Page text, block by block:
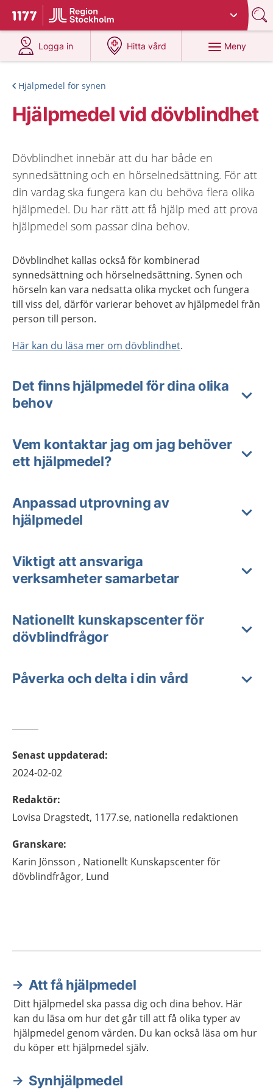
Till startsidan för 1177
Du har valt region
Logga in
på 1177.se
Hitta vård
på 1177.se
Meny
Hjälpmedel för synen
Hjälpmedel vid dövblindhet
Dövblindhet innebär att du har både en
synnedsättning och en hörselnedsättning. För att
din vardag ska fungera kan du behöva flera olika
hjälpmedel. Du har rätt att få hjälp med att prova
hjälpmedel som passar dina behov.
Dövblindhet kallas också för kombinerad
synnedsättning och hörselnedsättning. Synen och
hörseln kan vara nedsatta olika mycket och fungera
till viss del, därför varierar behovet av hjälpmedel från
person till person.
Här kan du läsa mer om dövblindhet.
Det finns hjälpmedel för dina olika
behov
Vem kontaktar jag om jag behöver
ett hjälpmedel?
Anpassad utprovning av
hjälpmedel
Viktigt att ansvariga
verksamheter samarbetar
Nationellt kunskapscenter för
dövblindfrågor
Påverka och delta i din vård
Senast uppdaterad:
2024-02-02
Redaktör:
Lovisa Dragstedt, 1177.se, nationella redaktionen
Granskare:
Karin Jönsson , Nationellt Kunskapscenter för
dövblindfrågor, Lund
Aktuella artiklar
Att få hjälpmedel
Ditt hjälpmedel ska passa dig och dina behov. Här
kan du läsa om hur det går till att få olika typer av
hjälpmedel genom vården. Du kan också läsa om hur
du köper ett hjälpmedel själv.
Synhjälpmedel